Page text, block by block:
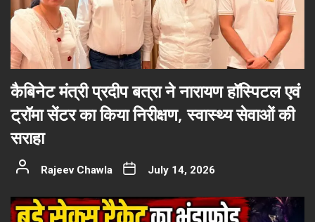
कैबिनेट मंत्री प्रदीप बत्रा ने नारायण हॉस्पिटल एवं
ट्रॉमा सेंटर का किया निरीक्षण, स्वास्थ्य सेवाओं की
सराहा
Rajeev Chawla July 14, 2026